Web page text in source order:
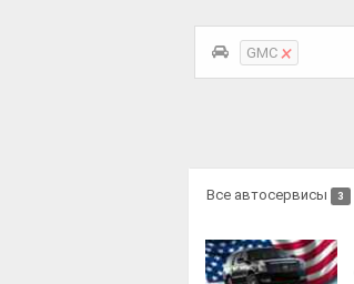
GMC ×
Все автосервисы 3